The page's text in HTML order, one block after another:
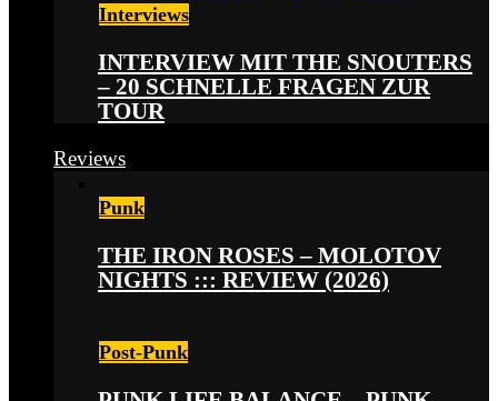
Interviews
INTERVIEW MIT THE SNOUTERS
– 20 SCHNELLE FRAGEN ZUR
TOUR
Reviews
Punk
THE IRON ROSES – MOLOTOV
NIGHTS ::: REVIEW (2026)
Post-Punk